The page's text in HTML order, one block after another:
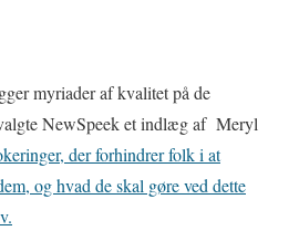
myriader af kvalitet på de
NewSpeek et indlæg af Meryl
der forhindrer folk i at
og hvad de skal gøre ved dette